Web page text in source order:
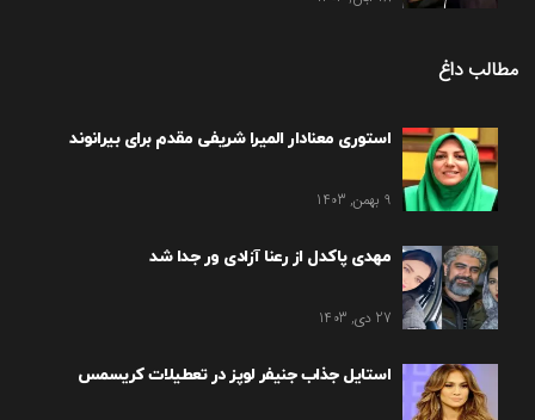
مطالب داغ
استوری معنادار المیرا شریفی مقدم برای بیرانوند
9 بهمن, 1403
مهدی پاکدل از رعنا آزادی ور جدا شد
27 دی, 1403
استایل جذاب جنیفر لوپز در تعطیلات کریسمس